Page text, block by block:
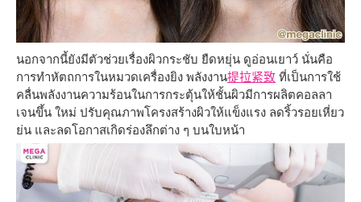
นอกจากนี้ยังมีตัวช่วยเรื่องผิวกระชับ ยืดหยุ่น ดูอ่อนเยาว์ นั่นคือ
การทำหัตถการในหมวดเครื่องยิง พลังงาน提拉紧致 ที่เป็นการใช้
คลื่นพลังงานความร้อนในการกระตุ้นให้ชั้นผิวมีการผลิตคอลลา
เจนขึ้น ใหม่ ปรับคุณภาพโครงสร้างผิวให้แข็งแรง ลดริ้วรอยเหี่ยว
ย่น และลดโอกาสเกิดร่องลึกต่าง ๆ บนใบหน้า